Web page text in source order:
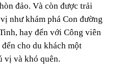
đảo. Và còn được trải
như khám phá Con đường
hay đến với Công viên
cho du khách một
vị và khó quên.